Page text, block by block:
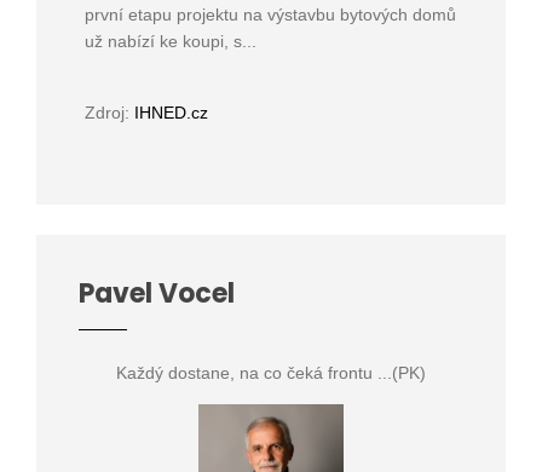
první etapu projektu na výstavbu bytových domů
už nabízí ke koupi, s...
Zdroj: IHNED.cz
Pavel Vocel
Každý dostane, na co čeká frontu ...(PK)